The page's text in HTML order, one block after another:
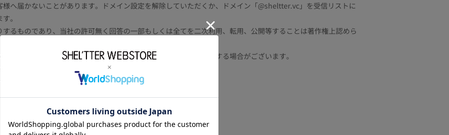
へ届かないことがあります。ドメイン設定を解除していただくか、ドメイン「@sheltter.vc」を受信リストに
。
るものであり、当社の許可無く回答の一部もしくは全てを二次利用、転用、公開等することは著作権上認めら
より電話や書面等の場合もございます。また内容により時間を要する場合がございます。
業日より順次対応いたします。
ー